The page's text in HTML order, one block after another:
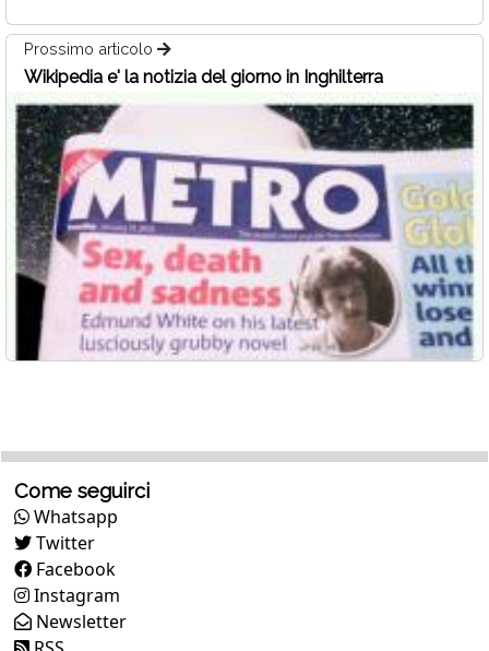
Prossimo articolo
Wikipedia e' la notizia del giorno in Inghilterra
Come seguirci
Whatsapp
Twitter
Facebook
Instagram
Newsletter